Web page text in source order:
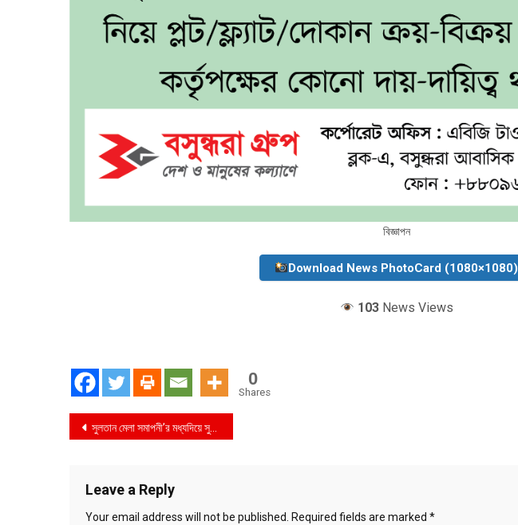
বিজ্ঞাপন
Download News PhotoCard (1080×1080)
103News Views
0
Shares
Post
সুলতান মেলা সমাপনী’র মধ্যদিয়ে সুলতান পদক পেলেন,চিত্রশিল্পী শহিদ কবীর
Leave a Reply
Your email address will not be published. Required fields are marked *